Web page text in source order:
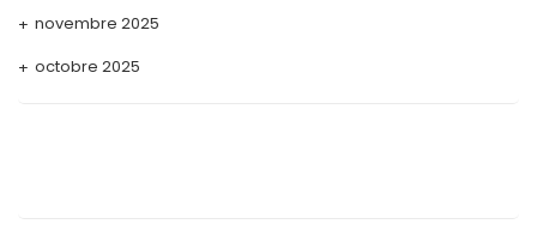
novembre 2025
octobre 2025